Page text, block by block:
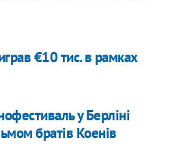
€10 тис. в рамках
у Берліні
братів Коенів